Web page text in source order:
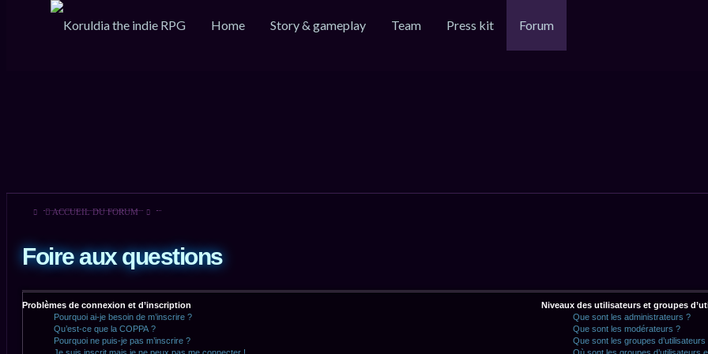
Home Story & gameplay Team Press kit Forum
ACCUEIL DU FORUM
Foire aux questions
Problèmes de connexion et d’inscription
Pourquoi ai-je besoin de m’inscrire ?
Qu’est-ce que la COPPA ?
Pourquoi ne puis-je pas m’inscrire ?
Niveaux des utilisateurs et groupes
Que sont les administrateurs ?
Que sont les modérateurs ?
Que sont les groupes d’utilisateurs